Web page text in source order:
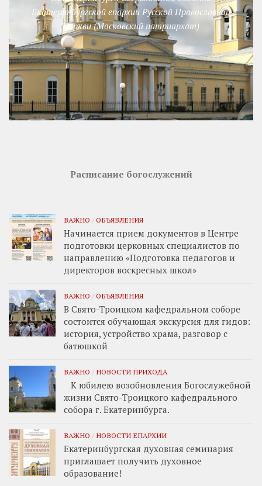
Екатеринбургской епархии Русской Православной
Церкви (Московский патриархат)
Расписание богослужений
ВАЖНО / ОБЪЯВЛЕНИЯ
Начинается прием документов в Центре
подготовки церковных специалистов по
направлению «Подготовка педагогов и
директоров воскресных школ»
ВАЖНО / ОБЪЯВЛЕНИЯ
В Свято-Троицком кафедральном соборе
состоится обучающая экскурсия для гидов:
история, устройство храма, разговор с
батюшкой
ВАЖНО / НОВОСТИ ПРИХОДА
К юбилею возобновления Богослужебной
жизни Свято-Троицкого кафедрального
собора г. Екатеринбурга.
ВАЖНО / НОВОСТИ ЕПАРХИИ
Екатеринбургская духовная семинария
приглашает получить духовное
образование!